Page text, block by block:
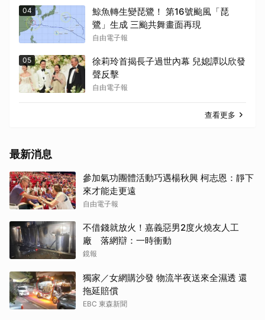
04
鯨魚轉生變琵鷺！ 第16號颱風「琵
鷺」生成 三颱共舞畫面再現
自由電子報
05
徐莉玲首揭長子過世內幕 兒媳譚以欣發
聲反擊
自由電子報
查看更多
最新消息
參加氣功團體活動巧遇楊秋興 柯志恩：靜下
來才能走更遠
自由電子報
不借錢就放火！嘉義惡男2度火燒友人工
廠 落網辯：一時衝動
鏡報
獨家／女網購沙發 物流半夜送來全濕透 還
拖延賠償
EBC 東森新聞